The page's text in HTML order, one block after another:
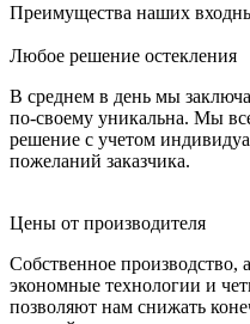
Преимущества наших
Любое решение остекления
В среднем в день мы
по-своему уникальна. Мы
решение с учетом
пожеланий заказчика.
Цены от производителя
Собственное производство,
экономные технологии и
позволяют нам снижать